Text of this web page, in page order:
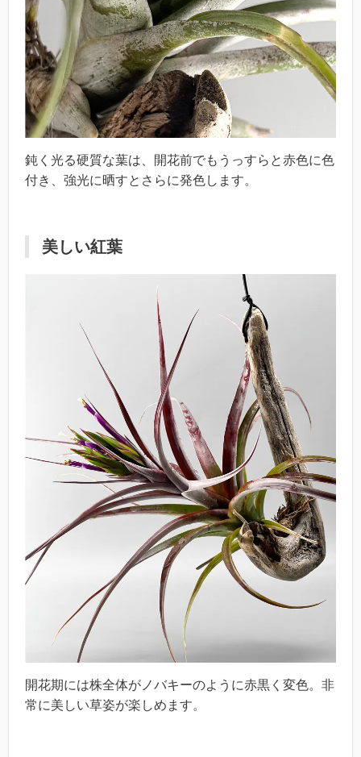
鈍く光る硬質な葉は、開花前でもうっすらと赤色に色
付き、強光に晒すとさらに発色します。
美しい紅葉
開花期には株全体がノバキーのように赤黒く変色。非
常に美しい草姿が楽しめます。